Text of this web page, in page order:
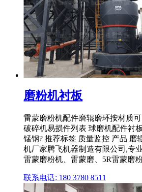
磨粉机衬板
雷蒙磨粉机配件磨辊磨环按材质
破碎机易损件列表 球磨机配件衬
锰钢? 推荐标签 质量监控 产品 磨
机厂家腾飞机器制造有限公司,专
雷蒙磨粉机、雷蒙磨、5R雷蒙磨
联系电话: 180 3780 8511